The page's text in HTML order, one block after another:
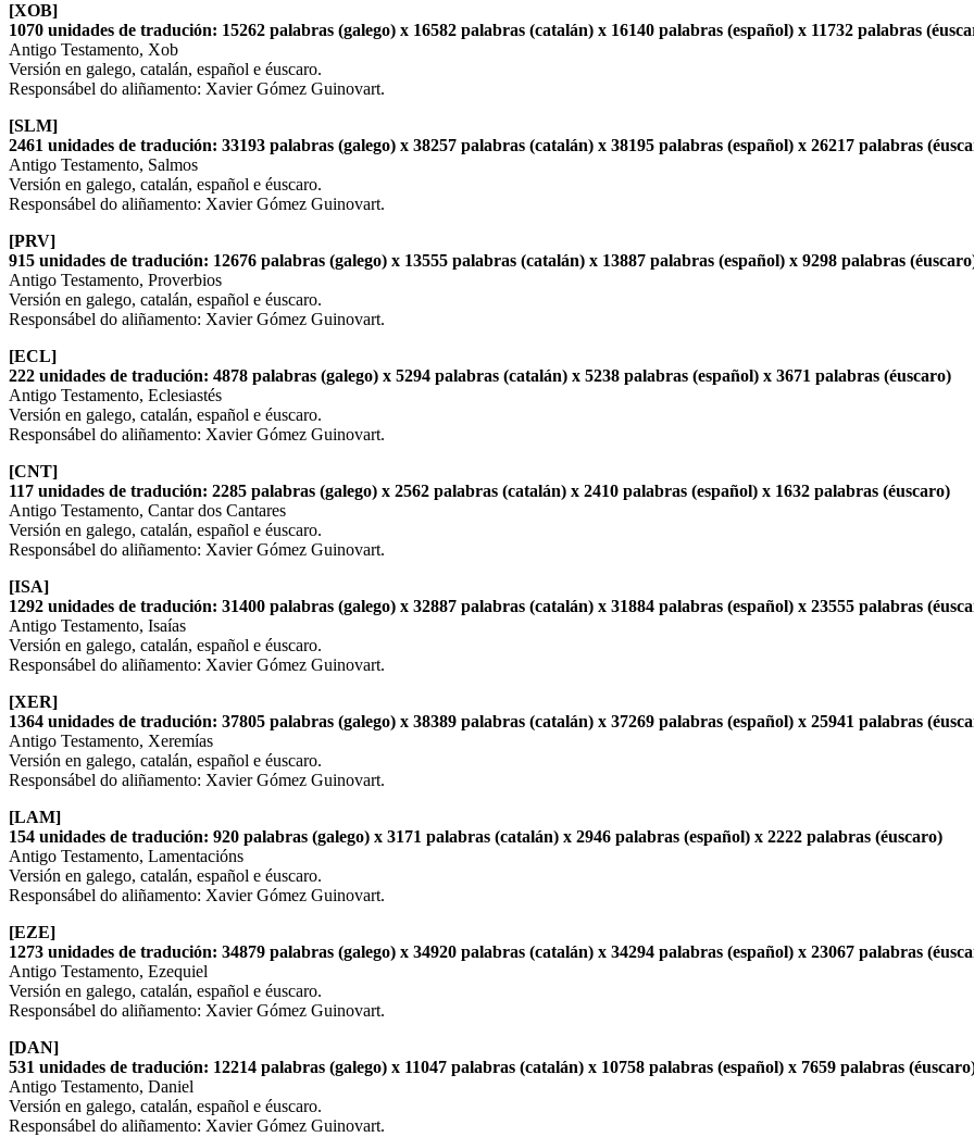
[XOB]
1070 unidades de tradución: 15262 palabras (galego) x 16582 palabras (catalán) x 16140 palabras (español) x 11732 palabras
Antigo Testamento, Xob
Versión en galego, catalán, español e éuscaro.
Responsábel do aliñamento: Xavier Gómez Guinovart.
[SLM]
2461 unidades de tradución: 33193 palabras (galego) x 38257 palabras (catalán) x 38195 palabras (español) x 26217 palabras
Antigo Testamento, Salmos
Versión en galego, catalán, español e éuscaro.
Responsábel do aliñamento: Xavier Gómez Guinovart.
[PRV]
915 unidades de tradución: 12676 palabras (galego) x 13555 palabras (catalán) x 13887 palabras (español) x 9298 palabras
Antigo Testamento, Proverbios
Versión en galego, catalán, español e éuscaro.
Responsábel do aliñamento: Xavier Gómez Guinovart.
[ECL]
222 unidades de tradución: 4878 palabras (galego) x 5294 palabras (catalán) x 5238 palabras (español) x 3671 palabras (éuscaro)
Antigo Testamento, Eclesiastés
Versión en galego, catalán, español e éuscaro.
Responsábel do aliñamento: Xavier Gómez Guinovart.
[CNT]
117 unidades de tradución: 2285 palabras (galego) x 2562 palabras (catalán) x 2410 palabras (español) x 1632 palabras (éuscaro)
Antigo Testamento, Cantar dos Cantares
Versión en galego, catalán, español e éuscaro.
Responsábel do aliñamento: Xavier Gómez Guinovart.
[ISA]
1292 unidades de tradución: 31400 palabras (galego) x 32887 palabras (catalán) x 31884 palabras (español) x 23555 palabras
Antigo Testamento, Isaías
Versión en galego, catalán, español e éuscaro.
Responsábel do aliñamento: Xavier Gómez Guinovart.
[XER]
1364 unidades de tradución: 37805 palabras (galego) x 38389 palabras (catalán) x 37269 palabras (español) x 25941 palabras
Antigo Testamento, Xeremías
Versión en galego, catalán, español e éuscaro.
Responsábel do aliñamento: Xavier Gómez Guinovart.
[LAM]
154 unidades de tradución: 920 palabras (galego) x 3171 palabras (catalán) x 2946 palabras (español) x 2222 palabras (éuscaro)
Antigo Testamento, Lamentacións
Versión en galego, catalán, español e éuscaro.
Responsábel do aliñamento: Xavier Gómez Guinovart.
[EZE]
1273 unidades de tradución: 34879 palabras (galego) x 34920 palabras (catalán) x 34294 palabras (español) x 23067 palabras
Antigo Testamento, Ezequiel
Versión en galego, catalán, español e éuscaro.
Responsábel do aliñamento: Xavier Gómez Guinovart.
[DAN]
531 unidades de tradución: 12214 palabras (galego) x 11047 palabras (catalán) x 10758 palabras (español) x 7659 palabras
Antigo Testamento, Daniel
Versión en galego, catalán, español e éuscaro.
Responsábel do aliñamento: Xavier Gómez Guinovart.